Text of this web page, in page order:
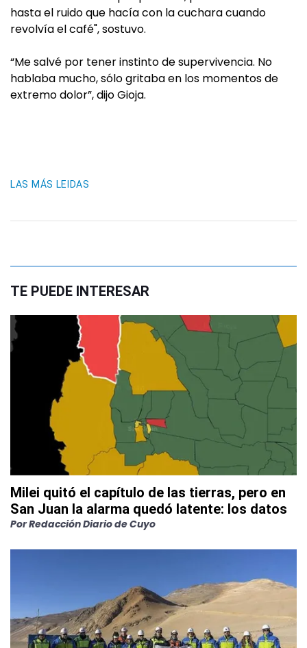
hasta el ruido que hacía con la cuchara cuando
revolvía el café", sostuvo.
“Me salvé por tener instinto de supervivencia. No
hablaba mucho, sólo gritaba en los momentos de
extremo dolor”, dijo Gioja.
LAS MÁS LEIDAS
TE PUEDE INTERESAR
Milei quitó el capítulo de las tierras, pero en
San Juan la alarma quedó latente: los datos
PorRedacción Diario de Cuyo